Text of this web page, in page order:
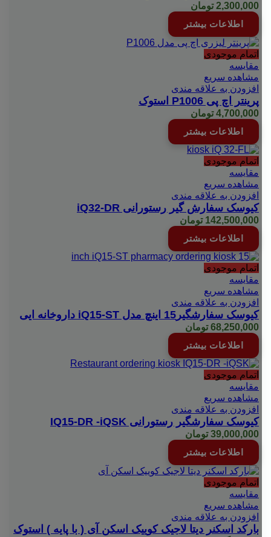
2,300,000 تومان
اطلاعات بیشتر
اتمام موجودی
مقایسه
مشاهده سریع
افزودن به علاقه مندی
پرینتر اچ پی P1006 استوک
4,700,000 تومان
اطلاعات بیشتر
اتمام موجودی
مقایسه
مشاهده سریع
افزودن به علاقه مندی
کیوسک سفارش گیر رستورانی iQ32-DR
142,500,000 تومان
اطلاعات بیشتر
اتمام موجودی
مقایسه
مشاهده سریع
افزودن به علاقه مندی
کیوسک سفارشگیر15 اینچ مدل iQ15-ST داروخانه ایی
68,250,000 تومان
اطلاعات بیشتر
اتمام موجودی
مقایسه
مشاهده سریع
افزودن به علاقه مندی
کیوسک سفارشگیر رستورانی IQ15-DR -iQSK
39,000,000 تومان
اطلاعات بیشتر
اتمام موجودی
مقایسه
مشاهده سریع
افزودن به علاقه مندی
بارکد اسکنر دیتا لاجیک کويیک اسکن آی ( با پایه ) استوک